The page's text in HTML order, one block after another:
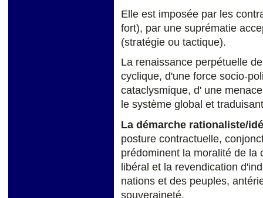
Elle est imposée par les
fort), par une suprématie
(stratégie ou tactique).
La renaissance perpétuelle
cyclique, d'une force socio-
cataclysmique, d' une
le système global et
La démarche rationaliste/
posture contractuelle,
prédominent la moralité de la
libéral et la revendication
nations et des peuples,
souveraineté.